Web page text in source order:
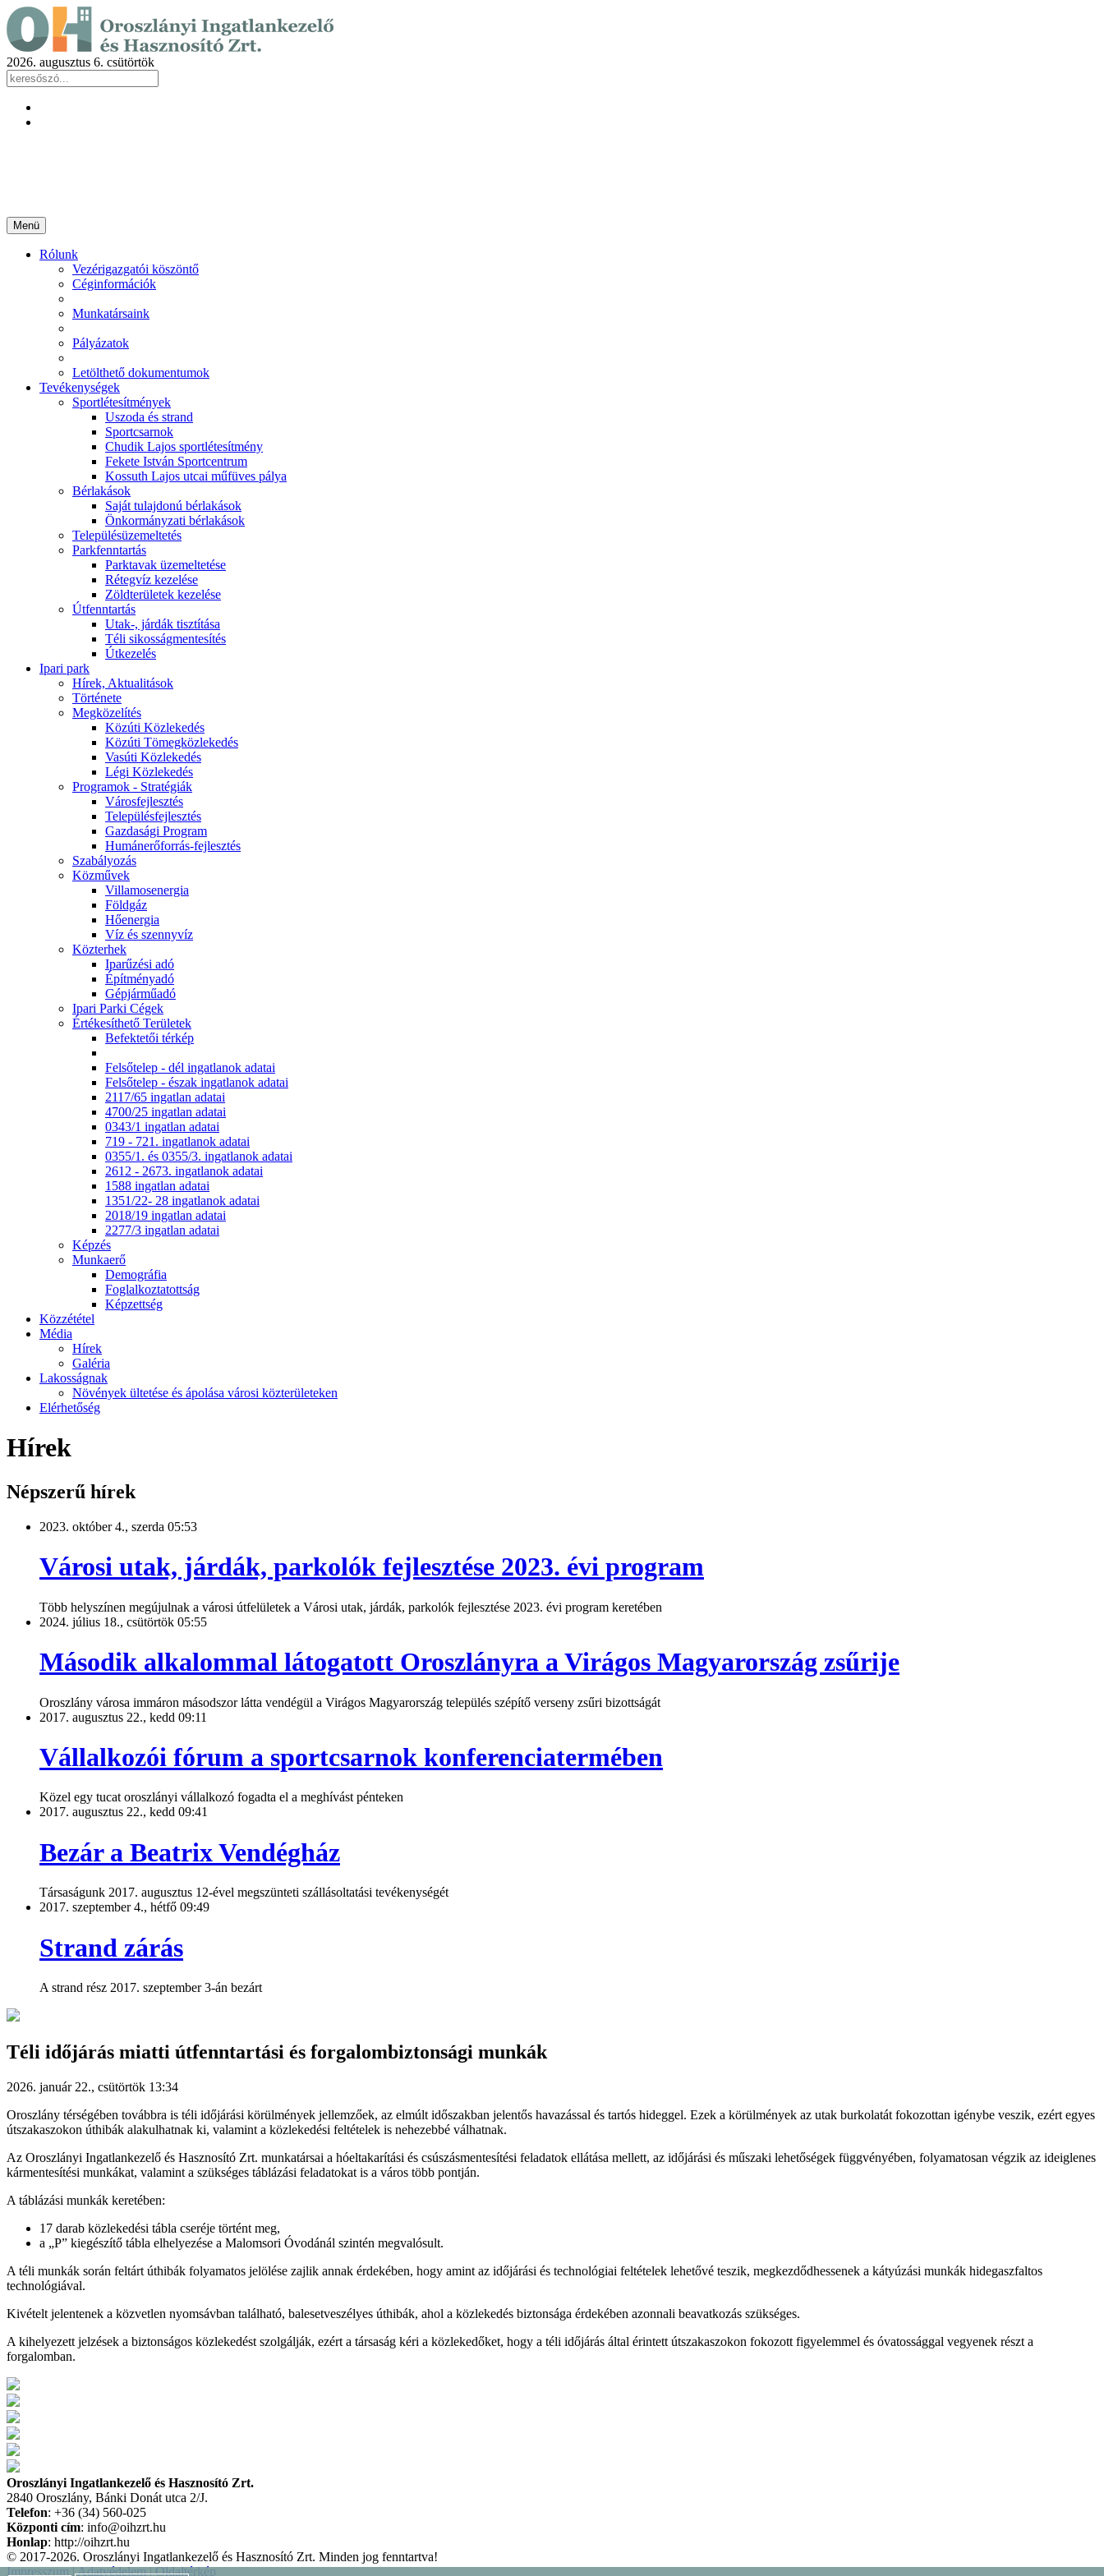
2026. augusztus 6. csütörtök
Menü
Rólunk
Vezérigazgatói köszöntő
Céginformációk
Munkatársaink
Pályázatok
Letölthető dokumentumok
Tevékenységek
Sportlétesítmények
Uszoda és strand
Sportcsarnok
Chudik Lajos sportlétesítmény
Fekete István Sportcentrum
Kossuth Lajos utcai műfüves pálya
Bérlakások
Saját tulajdonú bérlakások
Önkormányzati bérlakások
Településüzemeltetés
Parkfenntartás
Parktavak üzemeltetése
Rétegvíz kezelése
Zöldterületek kezelése
Útfenntartás
Utak-, járdák tisztítása
Téli sikosságmentesítés
Útkezelés
Ipari park
Hírek, Aktualitások
Története
Megközelítés
Közúti Közlekedés
Közúti Tömegközlekedés
Vasúti Közlekedés
Légi Közlekedés
Programok - Stratégiák
Városfejlesztés
Településfejlesztés
Gazdasági Program
Humánerőforrás-fejlesztés
Szabályozás
Közművek
Villamosenergia
Földgáz
Hőenergia
Víz és szennyvíz
Közterhek
Iparűzési adó
Építményadó
Gépjárműadó
Ipari Parki Cégek
Értékesíthető Területek
Befektetői térkép
Felsőtelep - dél ingatlanok adatai
Felsőtelep - észak ingatlanok adatai
2117/65 ingatlan adatai
4700/25 ingatlan adatai
0343/1 ingatlan adatai
719 - 721. ingatlanok adatai
0355/1. és 0355/3. ingatlanok adatai
2612 - 2673. ingatlanok adatai
1588 ingatlan adatai
1351/22- 28 ingatlanok adatai
2018/19 ingatlan adatai
2277/3 ingatlan adatai
Képzés
Munkaerő
Demográfia
Foglalkoztatottság
Képzettség
Közzététel
Média
Hírek
Galéria
Lakosságnak
Növények ültetése és ápolása városi közterületeken
Elérhetőség
Hírek
Népszerű hírek
2023. október 4., szerda 05:53
Városi utak, járdák, parkolók fejlesztése 2023. évi program
Több helyszínen megújulnak a városi útfelületek a Városi utak, járdák, parkolók fejlesztése 2023. évi program keretében
2024. július 18., csütörtök 05:55
Második alkalommal látogatott Oroszlányra a Virágos Magyarország zsűrije
Oroszlány városa immáron másodszor látta vendégül a Virágos Magyarország település szépítő verseny zsűri bizottságát
2017. augusztus 22., kedd 09:11
Vállalkozói fórum a sportcsarnok konferenciatermében
Közel egy tucat oroszlányi vállalkozó fogadta el a meghívást pénteken
2017. augusztus 22., kedd 09:41
Bezár a Beatrix Vendégház
Társaságunk 2017. augusztus 12-ével megszünteti szállásoltatási tevékenységét
2017. szeptember 4., hétfő 09:49
Strand zárás
A strand rész 2017. szeptember 3-án bezárt
Téli időjárás miatti útfenntartási és forgalombiztonsági munkák
2026. január 22., csütörtök 13:34
Oroszlány térségében továbbra is téli időjárási körülmények jellemzőek, az elmúlt időszakban jelentős havazással és tartós hideggel. Ezek a körülmények az utak burkolatát fokozottan igénybe veszik, ezért egyes
útszakaszokon úthibák alakulhatnak ki, valamint a közlekedési feltételek is nehezebbé válhatnak.
Az Oroszlányi Ingatlankezelő és Hasznosító Zrt. munkatársai a hóeltakarítási és csúszásmentesítési feladatok ellátása mellett, az időjárási és műszaki lehetőségek függvényében, folyamatosan végzik az ideiglenes
kármentesítési munkákat, valamint a szükséges táblázási feladatokat is a város több pontján.
A táblázási munkák keretében:
17 darab közlekedési tábla cseréje történt meg,
a „P” kiegészítő tábla elhelyezése a Malomsori Óvodánál szintén megvalósult.
A téli munkák során feltárt úthibák folyamatos jelölése zajlik annak érdekében, hogy amint az időjárási és technológiai feltételek lehetővé teszik, megkezdődhessenek a kátyúzási munkák hidegaszfaltos
technológiával.
Kivételt jelentenek a közvetlen nyomsávban található, balesetveszélyes úthibák, ahol a közlekedés biztonsága érdekében azonnali beavatkozás szükséges.
A kihelyezett jelzések a biztonságos közlekedést szolgálják, ezért a társaság kéri a közlekedőket, hogy a téli időjárás által érintett útszakaszokon fokozott figyelemmel és óvatossággal vegyenek részt a
forgalomban.
Oroszlányi Ingatlankezelő és Hasznosító Zrt.
2840 Oroszlány, Bánki Donát utca 2/J.
Telefon: +36 (34) 560-025
Központi cím: info@oihzrt.hu
Honlap: http://oihzrt.hu
© 2017-2026. Oroszlányi Ingatlankezelő és Hasznosító Zrt. Minden jog fenntartva!
Impresszum|Adatvédelem|Oldaltérkép